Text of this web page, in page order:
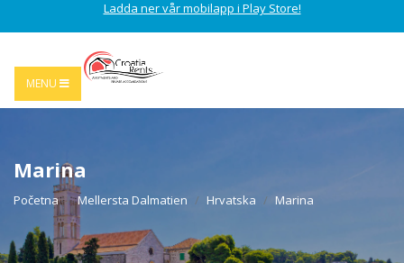
Ladda ner vår mobilapp i Play Store!
MENU
Marina
Početna Mellersta Dalmatien Hrvatska Marina